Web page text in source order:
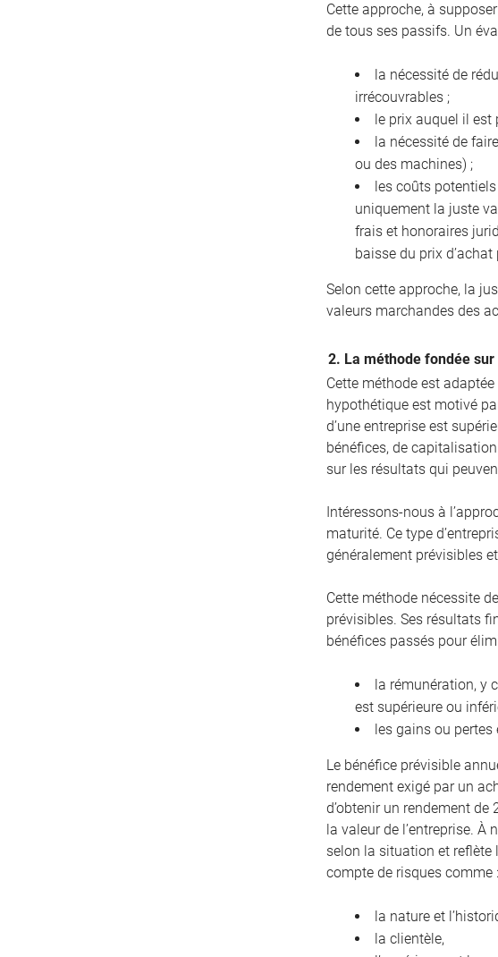
Cette approche, à
de tous ses passifs. Un
la nécessité de
irrécouvrables ;
le prix auquel il est
la nécessité de
ou des machines) ;
les coûts
uniquement la juste
frais et honoraires
baisse du prix
Selon cette approche, la
valeurs marchandes des
2. La méthode fondée
Cette méthode est
hypothétique est motivé
d’une entreprise est
bénéfices, de
sur les résultats qui
Intéressons-nous à
maturité. Ce type
généralement prévisibles
Cette méthode nécessite
prévisibles. Ses résultats
bénéfices passés pour
la rémunération, y
est supérieure ou
les gains ou pertes
Le bénéfice prévisible
rendement exigé par un
d’obtenir un rendement
la valeur de l’entreprise.
selon la situation et reflète
compte de risques comme :
la nature et
la clientèle,